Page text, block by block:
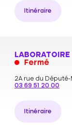
Itinéraire
Fermé
2A rue du
03 69 51 20 00
Itinéraire